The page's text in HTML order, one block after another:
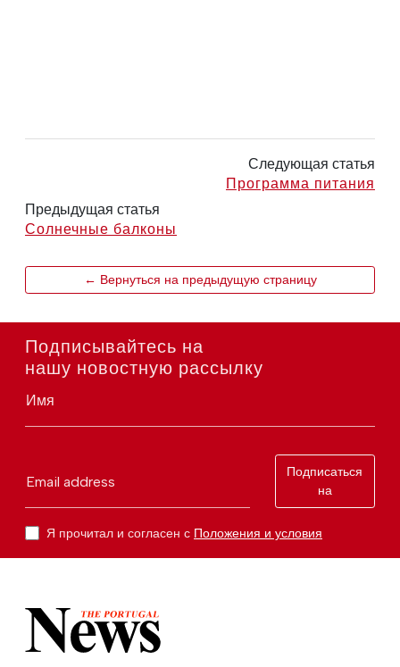
Следующая статья
Программа питания
Предыдущая статья
Солнечные балконы
← Вернуться на предыдущую страницу
Подписывайтесь на
нашу новостную рассылку
Имя
Email address
Подписаться
на
Я прочитал и согласен с Положения и условия